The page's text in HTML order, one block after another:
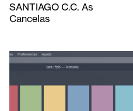
SANTIAGO C.C. As
Cancelas